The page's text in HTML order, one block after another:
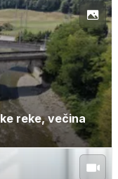
reke, večina